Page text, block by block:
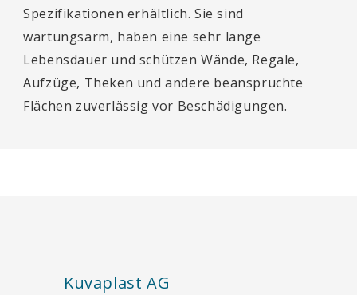
Spezifikationen erhältlich. Sie sind
wartungsarm, haben eine sehr lange
Lebensdauer und schützen Wände, Regale,
Aufzüge, Theken und andere beanspruchte
Flächen zuverlässig vor Beschädigungen.
Kuvaplast AG